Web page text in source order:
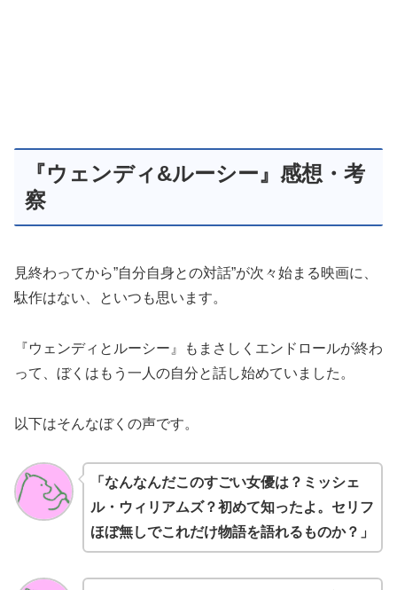
『ウェンディ&ルーシー』感想・考
察
見終わってから”自分自身との対話”が次々始まる映画に、
駄作はない、といつも思います。
『ウェンディとルーシー』もまさしくエンドロールが終わ
って、ぼくはもう一人の自分と話し始めていました。
以下はそんなぼくの声です。
「なんなんだこのすごい女優は？ミッシェ
ル・ウィリアムズ？初めて知ったよ。セリフ
ほぼ無しでこれだけ物語を語れるものか？」